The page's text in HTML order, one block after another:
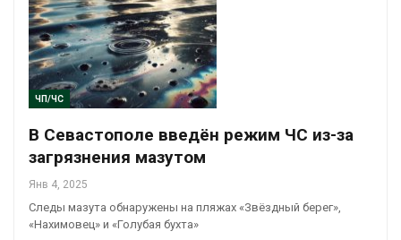
ЧП/ЧС
В Севастополе введён режим ЧС из-за
загрязнения мазутом
Янв 4, 2025
Следы мазута обнаружены на пляжах «Звёздный берег»,
«Нахимовец» и «Голубая бухта»